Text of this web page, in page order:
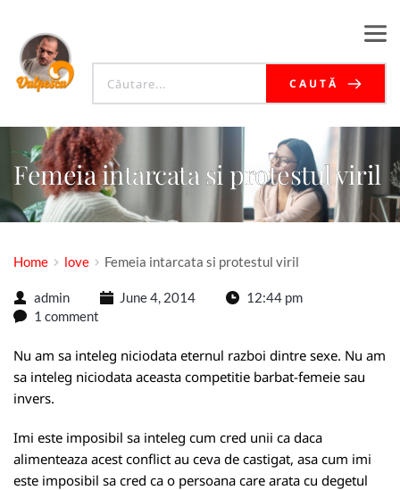
CAUTĂ
Femeia intarcata si protestul viril
Home love Femeia intarcata si protestul viril
admin June 4, 2014
12:44 pm
1 comment
Nu am sa inteleg niciodata eternul razboi dintre sexe. Nu am
sa inteleg niciodata aceasta competitie barbat-femeie sau
invers.
Imi este imposibil sa inteleg cum cred unii ca daca
alimenteaza acest conflict au ceva de castigat, asa cum imi
este imposibil sa cred ca o persoana care arata cu degetul